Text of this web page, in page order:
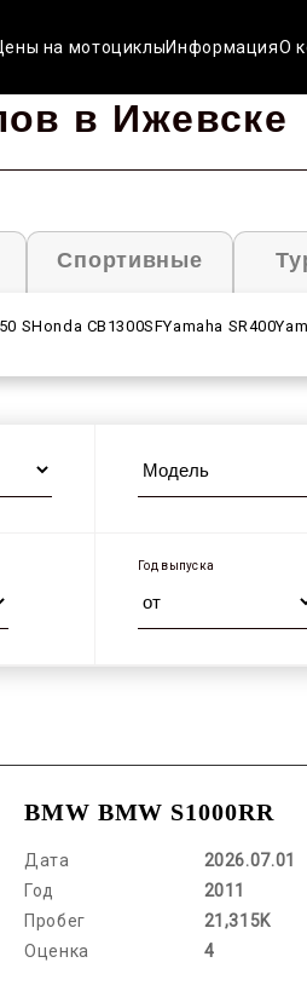
на мотоциклыИнформацияО
в Ижевске
Спортивные
SHonda CB1300SFYamaha SR400
Год выпуска
BMW BMW S1000RR
Дата
2026.07.01
Год
2011
Пробег
21,315K
Оценка
4